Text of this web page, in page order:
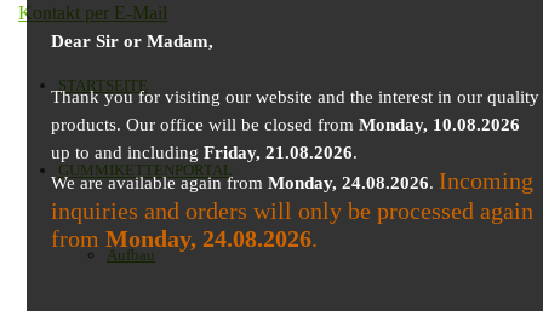
Kontakt per E-Mail
STARTSEITE
GUMMIKETTENPORTAL
Aufbau
Dear Sir or Madam,
Thank you for visiting our website and the interest in our quality
products. Our office will be closed fromMonday, 10.08.2026
up to and includingFriday, 21.08.2026.
We are available again fromMonday, 24.08.2026. Incoming
inquiries and orders will only be processed again
fromMonday, 24.08.2026.